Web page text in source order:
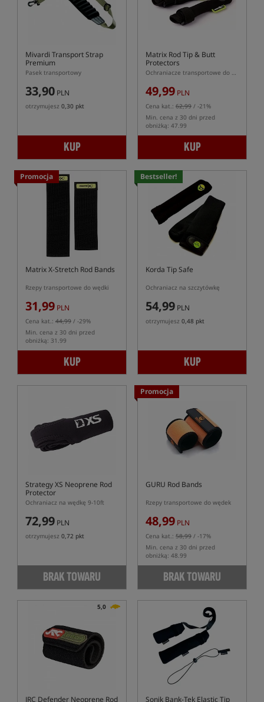
Mivardi Transport Strap
Premium
Pasek transportowy
33,90 PLN
otrzymujesz 0,30 pkt
KUP
Matrix Rod Tip & Butt
Protectors
Ochraniacze transportowe do wędki
49,99 PLN
Cena kat.: 62,99 / -21%
Min. cena z 30 dni przed
obniżką: 47.99
KUP
Promocja
Matrix X-Stretch Rod Bands
Rzepy transportowe do wędki
31,99 PLN
Cena kat.: 44,99 / -29%
Min. cena z 30 dni przed
obniżką: 31.99
KUP
Bestseller!
Korda Tip Safe
Ochraniacz na szczytówkę
54,99 PLN
otrzymujesz 0,48 pkt
KUP
Strategy XS Neoprene Rod
Protector
Ochraniacz na wędkę 9-10ft
72,99 PLN
otrzymujesz 0,72 pkt
BRAK TOWARU
Promocja
GURU Rod Bands
Rzepy transportowe do wędek
48,99 PLN
Cena kat.: 58,99 / -17%
Min. cena z 30 dni przed
obniżką: 48.99
BRAK TOWARU
5,0
JRC Defender Neoprene Rod Sonik Bank-Tek Elastic Tip